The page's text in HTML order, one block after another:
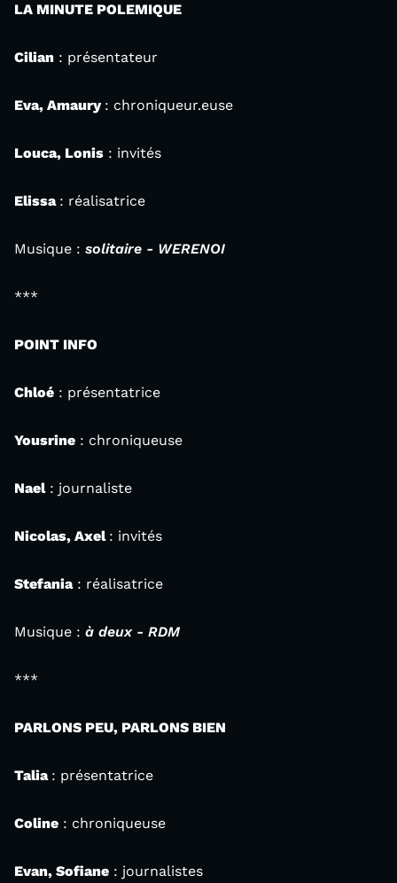
LA MINUTE POLEMIQUE
Cilian : présentateur
Eva, Amaury : chroniqueur.euse
Louca, Lonis : invités
Elissa : réalisatrice
Musique : solitaire - WERENOI
***
POINT INFO
Chloé : présentatrice
Yousrine : chroniqueuse
Nael: journaliste
Nicolas, Axel : invités
Stefania: réalisatrice
Musique : à deux - RDM
***
PARLONS PEU, PARLONS BIEN
Talia : présentatrice
Coline : chroniqueuse
Evan, Sofiane : journalistes